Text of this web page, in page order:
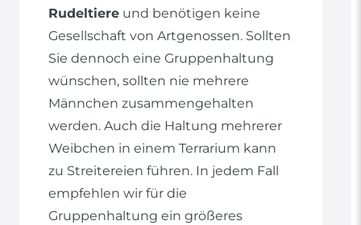
Rudeltiere und benötigen keine
Gesellschaft von Artgenossen. Sollten
Sie dennoch eine Gruppenhaltung
wünschen, sollten nie mehrere
Männchen zusammengehalten
werden. Auch die Haltung mehrerer
Weibchen in einem Terrarium kann
zu Streitereien führen. In jedem Fall
empfehlen wir für die
Gruppenhaltung ein größeres